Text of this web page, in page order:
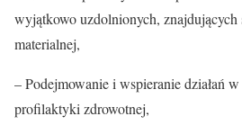
wyjątkowo uzdolnionych,
materialnej,
– Podejmowanie i wspieranie działań
profilaktyki zdrowotnej,